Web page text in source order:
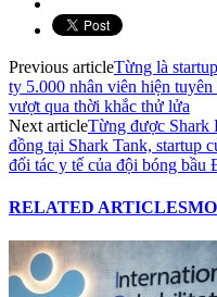
Previous articleTừng là
ty 5.000 nhân viên hiện tuyên
vượt qua thời khắc thử lửa
Next articleTừng được Shark
đồng tại Shark Tank, startup
đối tác y tế của đội bóng bầu
RELATED ARTICLES